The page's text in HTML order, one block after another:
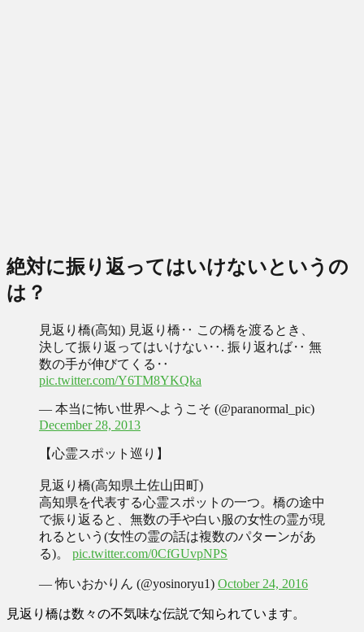
絶対に振り返ってはいけないというの
は？
見返り橋(高知) 見返り橋‥ この橋を渡るとき、
決して振り返ってはいけない‥. 振り返れば‥ 無
数の手が伸びてくる‥
pic.twitter.com/Y6TM8YKQka
— 本当に怖い世界へようこそ (@paranormal_pic)
December 28, 2013
【心霊スポット巡り】
見返り橋(高知県土佐山田町)
高知県を代表する心霊スポットの一つ。橋の途中
で振り返ると、無数の手や白い服の女性の霊が現
れるという(女性の霊の話は複数のパターンがあ
る)。 pic.twitter.com/0CfGUvpNPS
— 怖いおかりん (@yosinoryu1) October 24, 2016
見返り橋は数々の不気味な伝説で知られています。